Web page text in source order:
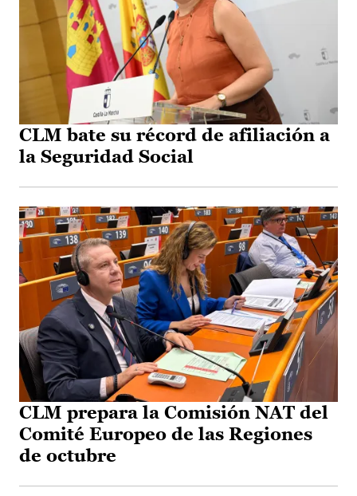
CLM bate su récord de afiliación a
la Seguridad Social
CLM prepara la Comisión NAT del
Comité Europeo de las Regiones
de octubre